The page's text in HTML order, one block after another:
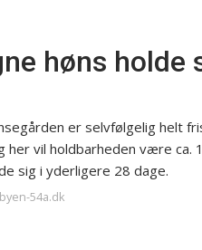
høns holde
er selvfølgelig helt
her vil holdbarheden være ca.
sig i yderligere 28 dage.
54a.dk